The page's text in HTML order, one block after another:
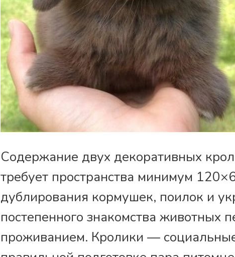
Содержание двух декоративных
требует пространства минимум
дублирования кормушек, поилок и
постепенного знакомства животных
проживанием. Кролики —